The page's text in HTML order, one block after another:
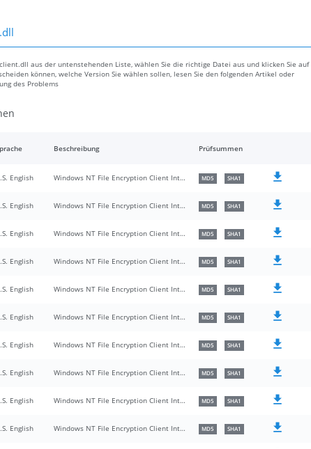
aus der untenstehenden Liste, wählen Sie die richtige Datei aus und klicken Sie auf
können, welche Version Sie wählen sollen, lesen Sie den folgenden Artikel oder
des Problems
Beschreibung Prüfsummen
English Windows NT File Encryption Client Interfaces MD5 SHA1
English Windows NT File Encryption Client Interfaces MD5 SHA1
English Windows NT File Encryption Client Interfaces MD5 SHA1
English Windows NT File Encryption Client Interfaces MD5 SHA1
English Windows NT File Encryption Client Interfaces MD5 SHA1
English Windows NT File Encryption Client Interfaces MD5 SHA1
English Windows NT File Encryption Client Interfaces MD5 SHA1
English Windows NT File Encryption Client Interfaces MD5 SHA1
English Windows NT File Encryption Client Interfaces MD5 SHA1
English Windows NT File Encryption Client Interfaces MD5 SHA1